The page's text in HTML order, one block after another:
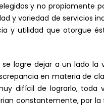
y no propiamente
y variedad de servicios
y utilidad que otorgue
logre dejar a un lado la
en materia de
difícil de lograrlo, toda
constantemente, por la